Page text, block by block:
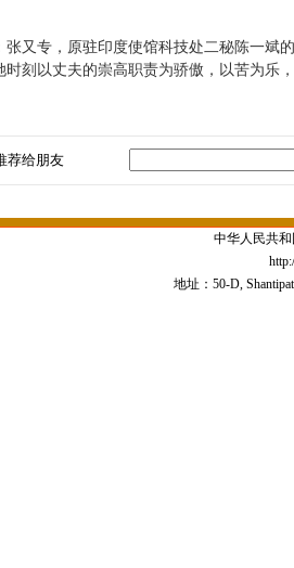
专，原驻印度使馆科技处二秘陈一斌的
刻以丈夫的崇高职责为骄傲，以苦为乐
荐给朋友
中华人民共
地址：50-D,